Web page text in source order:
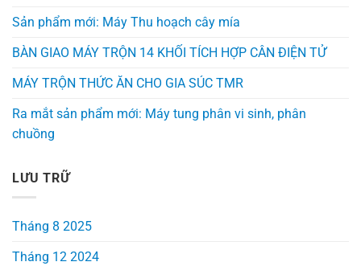
Sản phẩm mới: Máy Thu hoạch cây mía
BÀN GIAO MÁY TRỘN 14 KHỐI TÍCH HỢP CÂN ĐIỆN TỬ
MÁY TRỘN THỨC ĂN CHO GIA SÚC TMR
Ra mắt sản phẩm mới: Máy tung phân vi sinh, phân
chuồng
LƯU TRỮ
Tháng 8 2025
Tháng 12 2024